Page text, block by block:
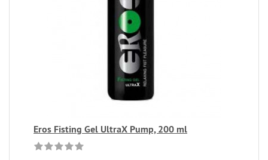
Eros Fisting Gel UltraX Pump, 200 ml